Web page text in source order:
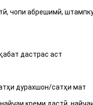
чопи абрешимӣ,
дастрас аст
дурахшон/сатҳи мат